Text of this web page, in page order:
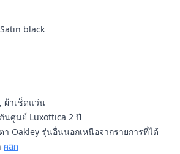
black
ผ้าเช็ดแว่น
นศูนย์ Luxottica 2 ปี
Oakley รุ่นอื่นนอกเหนือจากรายการที่ได้
คลิก